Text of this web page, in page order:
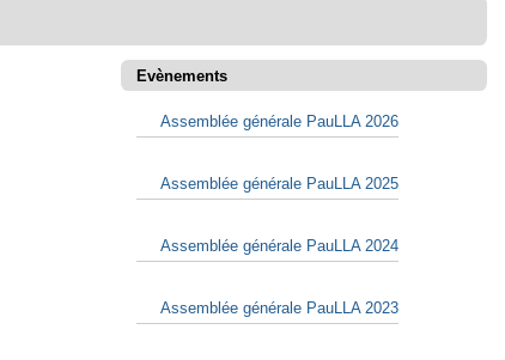
Evènements
Assemblée générale PauLLA 2026
Assemblée générale PauLLA 2025
Assemblée générale PauLLA 2024
Assemblée générale PauLLA 2023